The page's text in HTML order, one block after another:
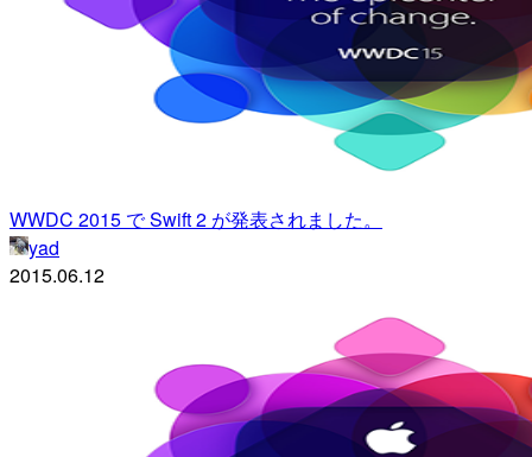
WWDC 2015 で Swift 2 が発表されました。
yad
2015.06.12